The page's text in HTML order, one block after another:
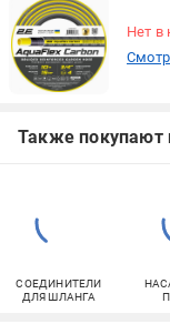
Нет в
Также покупают
СОЕДИНИТЕЛИ
ДЛЯ ШЛАНГА